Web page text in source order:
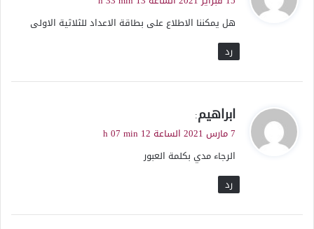
ل
هل يمكننا الاطلاع على بطاقة الاعداد للثلاثية الاولى
رد
ي
ق
ل
ابراهيم:
7 مارس 2021 الساعة 12 h 07 min
الرجاء مدي بكلمة العبور
رد